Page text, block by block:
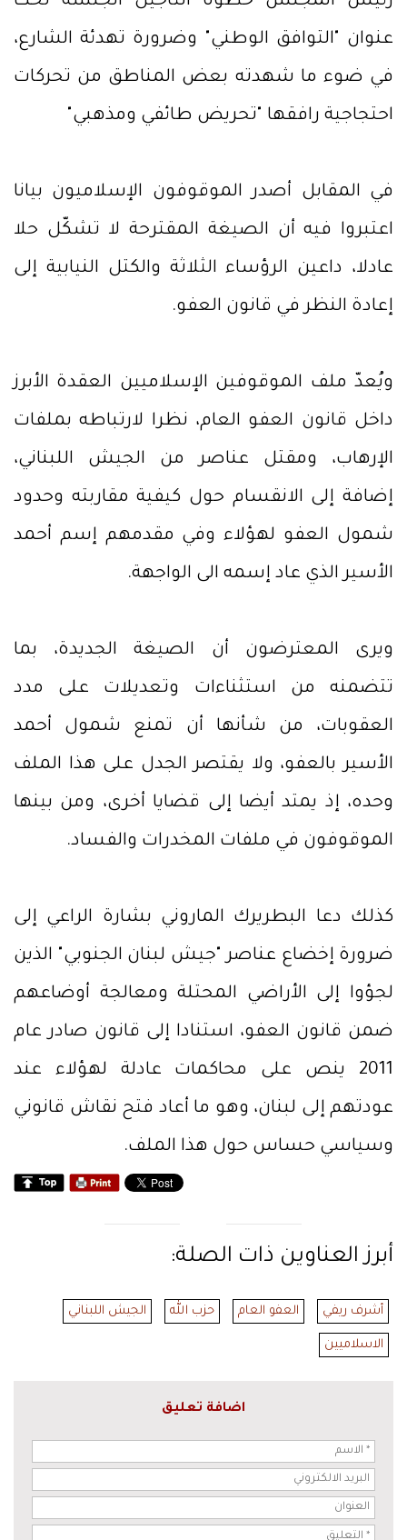
عنوان "التوافق الوطني" وضرورة تهدئة الشارع،
في ضوء ما شهدته بعض المناطق من تحركات
احتجاجية رافقها "تحريض طائفي ومذهبي"
في المقابل أصدر الموقوفون الإسلاميون بيانا
اعتبروا فيه أن الصيغة المقترحة لا تشكّل حلا
عادلا، داعين الرؤساء الثلاثة والكتل النيابية إلى
إعادة النظر في قانون العفو.
ويُعدّ ملف الموقوفين الإسلاميين العقدة الأبرز
داخل قانون العفو العام، نظرا لارتباطه بملفات
الإرهاب، ومقتل عناصر من الجيش اللبناني،
إضافة إلى الانقسام حول كيفية مقاربته وحدود
شمول العفو لهؤلاء وفي مقدمهم إسم أحمد
الأسير الذي عاد إسمه الى الواجهة.
ويرى المعترضون أن الصيغة الجديدة، بما
تتضمنه من استثناءات وتعديلات على مدد
العقوبات، من شأنها أن تمنع شمول أحمد
الأسير بالعفو، ولا يقتصر الجدل على هذا الملف
وحده، إذ يمتد أيضا إلى قضايا أخرى، ومن بينها
الموقوفون في ملفات المخدرات والفساد.
كذلك دعا البطريرك الماروني بشارة الراعي إلى
ضرورة إخضاع عناصر "جيش لبنان الجنوبي" الذين
لجؤوا إلى الأراضي المحتلة ومعالجة أوضاعهم
ضمن قانون العفو، استنادا إلى قانون صادر عام
2011 ينص على محاكمات عادلة لهؤلاء عند
عودتهم إلى لبنان، وهو ما أعاد فتح نقاش قانوني
وسياسي حساس حول هذا الملف.
أبرز العناوين ذات الصلة:
أشرف ريفي العفو العام حزب الله الجيش اللبناني
الاسلاميين
اضافة تعليق